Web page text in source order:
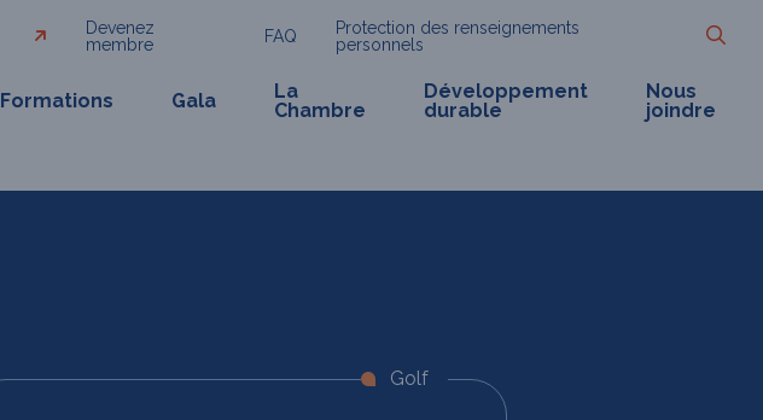
Devenez
membre
FAQ
Protection des renseignements
personnels
Formations Gala
La
Chambre
Développement
durable
Nous
joindre
Golf